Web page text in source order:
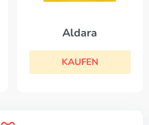
Aldara
KAUFEN